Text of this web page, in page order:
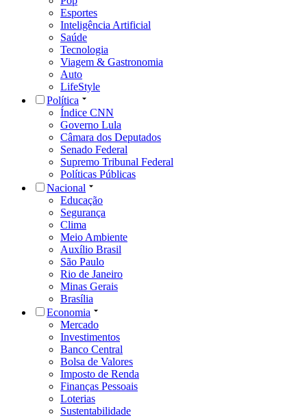
Esportes
Inteligência Artificial
Saúde
Tecnologia
Viagem & Gastronomia
Auto
LifeStyle
Política
Índice CNN
Governo Lula
Câmara dos Deputados
Senado Federal
Supremo Tribunal Federal
Políticas Públicas
Nacional
Educação
Segurança
Clima
Meio Ambiente
Auxílio Brasil
São Paulo
Rio de Janeiro
Minas Gerais
Brasília
Economia
Mercado
Investimentos
Banco Central
Bolsa de Valores
Imposto de Renda
Finanças Pessoais
Loterias
Sustentabilidade